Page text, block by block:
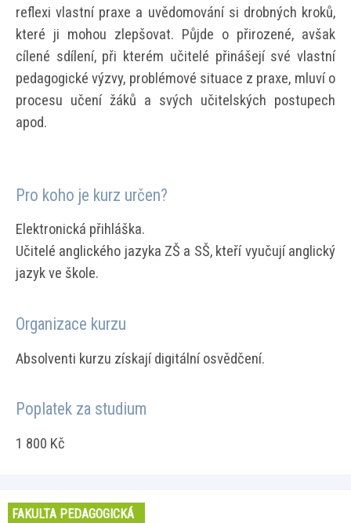
reflexi vlastní praxe a uvědomování si drobných kroků,
které ji mohou zlepšovat. Půjde o přirozené, avšak
cílené sdílení, při kterém učitelé přinášejí své vlastní
pedagogické výzvy, problémové situace z praxe, mluví o
procesu učení žáků a svých učitelských postupech
apod.
Pro koho je kurz určen?
Elektronická přihláška.
Učitelé anglického jazyka ZŠ a SŠ, kteří vyučují anglický
jazyk ve škole.
Organizace kurzu
Absolventi kurzu získají digitální osvědčení.
Poplatek za studium
1 800 Kč
FAKULTA PEDAGOGICKÁ